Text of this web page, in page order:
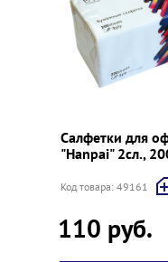
Салфетки для
"Hanpai" 2сл.,
Код товара: 49161
110 руб.